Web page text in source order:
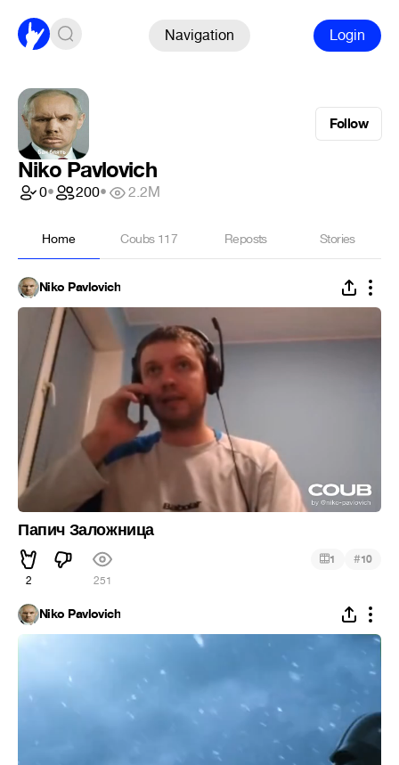
Navigation Login
Follow
Niko Pavlovich
0• 200• 2.2M
Home Coubs 117 Reposts Stories
Niko Pavlovich
Папич Заложница
2 251
1 #10
Niko Pavlovich